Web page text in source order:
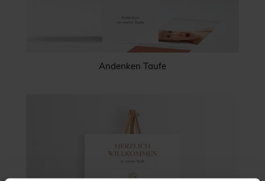
Andenken Taufe